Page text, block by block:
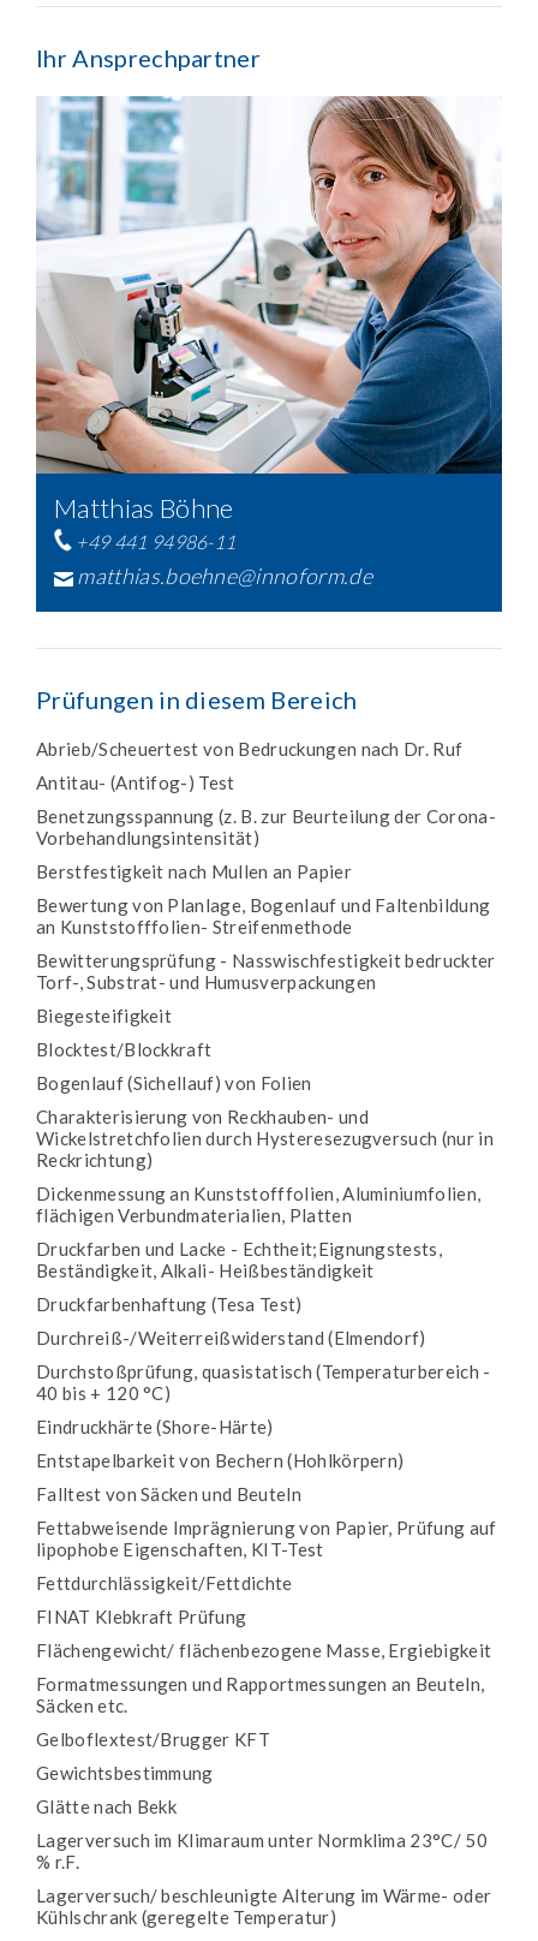
Ihr Ansprechpartner
Matthias Böhne
+49 441 94986-11
matthias.boehne@innoform.de
Prüfungen in diesem Bereich
Abrieb/Scheuertest von Bedruckungen nach Dr. Ruf
Antitau- (Antifog-) Test
Benetzungsspannung (z. B. zur Beurteilung der Corona-
Vorbehandlungsintensität)
Berstfestigkeit nach Mullen an Papier
Bewertung von Planlage, Bogenlauf und Faltenbildung
an Kunststofffolien- Streifenmethode
Bewitterungsprüfung - Nasswischfestigkeit bedruckter
Torf-, Substrat- und Humusverpackungen
Biegesteifigkeit
Blocktest/Blockkraft
Bogenlauf (Sichellauf) von Folien
Charakterisierung von Reckhauben- und
Wickelstretchfolien durch Hysteresezugversuch (nur in
Reckrichtung)
Dickenmessung an Kunststofffolien, Aluminiumfolien,
flächigen Verbundmaterialien, Platten
Druckfarben und Lacke - Echtheit;Eignungstests,
Beständigkeit, Alkali- Heißbeständigkeit
Druckfarbenhaftung (Tesa Test)
Durchreiß-/Weiterreißwiderstand (Elmendorf)
Durchstoßprüfung, quasistatisch (Temperaturbereich -
40 bis + 120 °C)
Eindruckhärte (Shore-Härte)
Entstapelbarkeit von Bechern (Hohlkörpern)
Falltest von Säcken und Beuteln
Fettabweisende Imprägnierung von Papier, Prüfung auf
lipophobe Eigenschaften, KIT-Test
Fettdurchlässigkeit/Fettdichte
FINAT Klebkraft Prüfung
Flächengewicht/ flächenbezogene Masse, Ergiebigkeit
Formatmessungen und Rapportmessungen an Beuteln,
Säcken etc.
Gelboflextest/Brugger KFT
Gewichtsbestimmung
Glätte nach Bekk
Lagerversuch im Klimaraum unter Normklima 23°C/ 50
% r.F.
Lagerversuch/ beschleunigte Alterung im Wärme- oder
Kühlschrank (geregelte Temperatur)